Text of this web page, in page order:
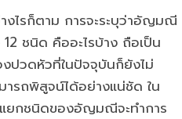
งไรก็ตาม การจะระบุว่าอัญมณี
ชนิด คืออะไรบ้าง ถือเป็น
งปวดหัวที่ในปัจจุบันก็ยังไม่
ารถพิสูจน์ได้อย่างแน่ชัด ใน
ยกชนิดของอัญมณีจะทำการ